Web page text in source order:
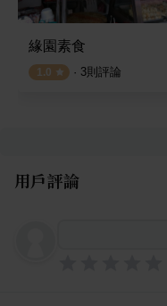
緣園素食
1.0 · 3則評論
用戶評論